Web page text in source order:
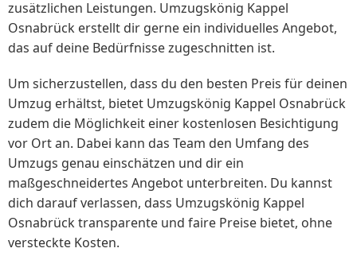
zusätzlichen Leistungen. Umzugskönig Kappel
Osnabrück erstellt dir gerne ein individuelles Angebot,
das auf deine Bedürfnisse zugeschnitten ist.
Um sicherzustellen, dass du den besten Preis für deinen
Umzug erhältst, bietet Umzugskönig Kappel Osnabrück
zudem die Möglichkeit einer kostenlosen Besichtigung
vor Ort an. Dabei kann das Team den Umfang des
Umzugs genau einschätzen und dir ein
maßgeschneidertes Angebot unterbreiten. Du kannst
dich darauf verlassen, dass Umzugskönig Kappel
Osnabrück transparente und faire Preise bietet, ohne
versteckte Kosten.